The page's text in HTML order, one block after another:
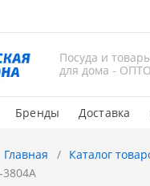
Посуда и
для дома -
Бренды Доставка
Главная Каталог
3804А